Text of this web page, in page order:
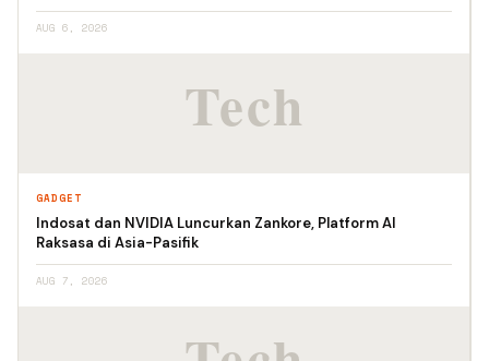
AUG 6, 2026
GADGET
Indosat dan NVIDIA Luncurkan Zankore, Platform AI
Raksasa di Asia-Pasifik
AUG 7, 2026